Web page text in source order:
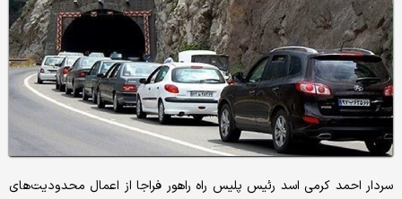
سردار احمد کرمی اسد رئیس پلیس راه راهور فراجا از اعمال محدودیت‌های